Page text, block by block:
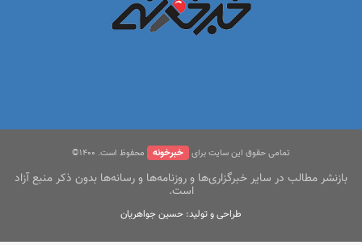
تمامی حقوق این سایت برای خبرخونه محفوظ است. ۱400©
بازنشر مطالب در سایر خبرگزاری‌ها و روزنامه‌ها و رسانه‌ها بدون ذکر منبع آزاد
است.
طراحی و تولید: حسین جواهریان